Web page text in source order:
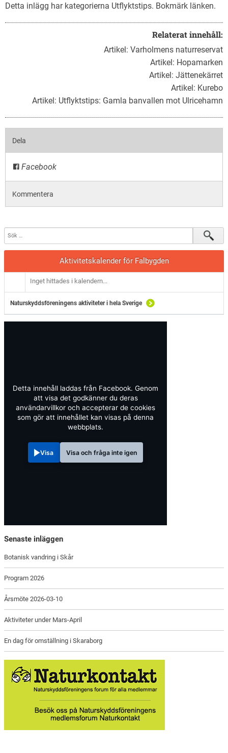
Detta inlägg har kategorierna Utflyktstips. Bokmärk länken.
Relaterat innehåll:
Artikel: Varholmens naturreservat
Artikel: Hopamarken
Artikel: Jättenekärret
Artikel: Kurebo
Artikel: Utflyktstips: Gamla banvallen mot Ulricehamn
Dela
Facebook
Kommentera
Aktivitetskalender för Falbygden
Inget hittades i kalendern...
Naturskyddsföreningens aktiviteter i hela Sverige
Detta innehåll laddas från Facebook. Genom
att visa det godkänner du deras
användarvillkor och accepterar de cookies
som gör att innehållet kan visas på denna
webbplats.
Visa Visa och fråga inte igen
Senaste inläggen
Botanisk vandring i Skår
Program 2026
Årsmöte 2026-03-10
Aktiviteter under Mars-April
En dag för omställning i Skaraborg